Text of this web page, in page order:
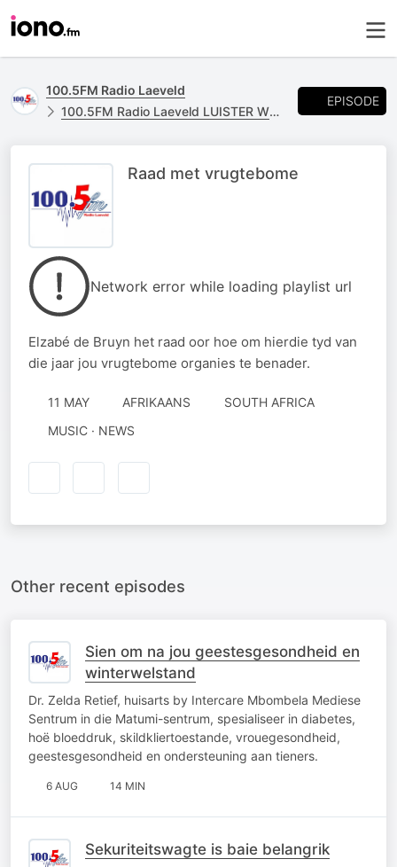
100.5FM Radio Laeveld
100.5FM Radio Laeveld LUISTER WEER
EPISODE
Raad met vrugtebome
Network error while loading playlist url
Elzabé de Bruyn het raad oor hoe om hierdie tyd van
die jaar jou vrugtebome organies te benader.
11 MAY AFRIKAANS
SOUTH AFRICA
MUSIC · NEWS
Other recent episodes
Sien om na jou geestesgesondheid en
winterwelstand
Dr. Zelda Retief, huisarts by Intercare Mbombela Mediese
Sentrum in die Matumi-sentrum, spesialiseer in diabetes,
hoë bloeddruk, skildkliertoestande, vrouegesondheid,
geestesgesondheid en ondersteuning aan tieners.
6 AUG 14 MIN
Sekuriteitswagte is baie belangrik